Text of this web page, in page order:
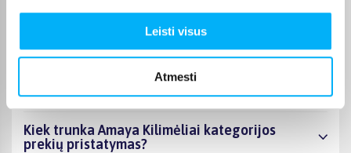
Leisti visus
Atmesti
Kiek prekių yra Amaya Kilimėliai kategorijos
Ar BIGBOX.LT galima rasti akcijų Amaya
Kilimėliai kategorijoje?
Kiek trunka Amaya Kilimėliai kategorijos
prekių pristatymas?